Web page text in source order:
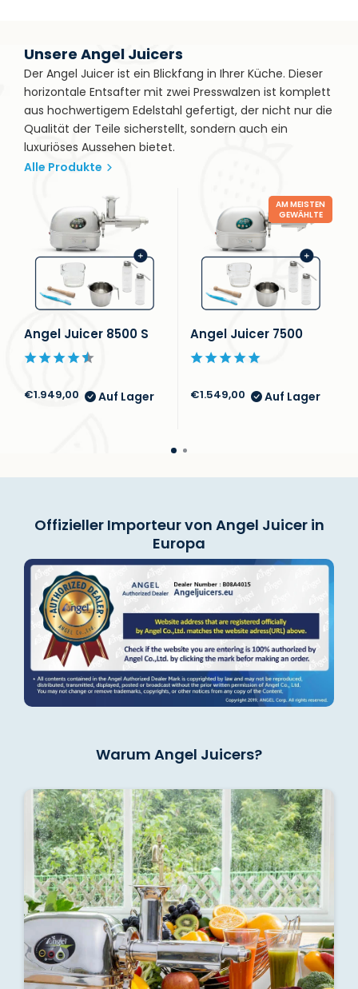
Unsere Angel Juicers
Der Angel Juicer ist ein Blickfang in Ihrer Küche. Dieser
horizontale Entsafter mit zwei Presswalzen ist komplett
aus hochwertigem Edelstahl gefertigt, der nicht nur die
Qualität der Teile sicherstellt, sondern auch ein
luxuriöses Aussehen bietet.
Alle Produkte
Angel Juicer 8500 S
€1.949,00 Auf Lager
AM MEISTEN
GEWÄHLTE
Angel Juicer 7500
€1.549,00 Auf Lager
Offizieller Importeur von Angel Juicer in
Europa
Warum Angel Juicers?